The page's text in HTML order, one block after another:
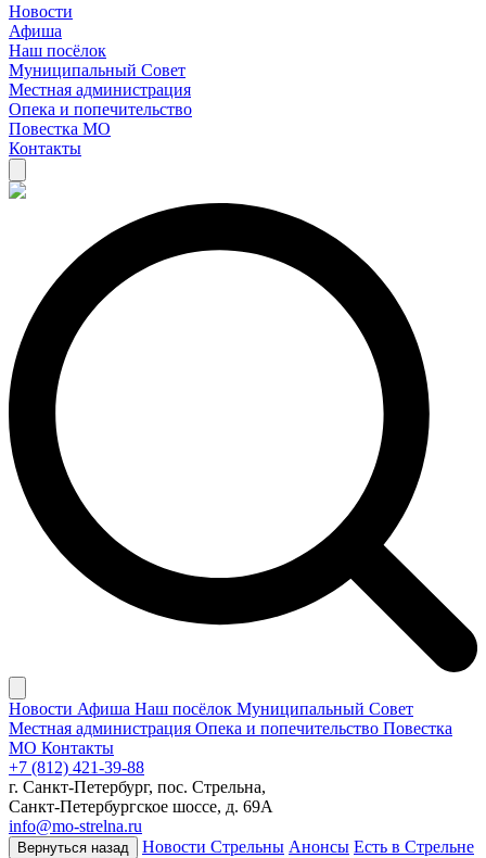
Новости
Афиша
Наш посёлок
Муниципальный Совет
Местная администрация
Опека и попечительство
Повестка МО
Контакты
Новости Афиша Наш посёлок Муниципальный Совет
Местная администрация Опека и попечительство Повестка
МО Контакты
+7 (812) 421-39-88
г. Санкт-Петербург, пос. Стрельна,
Санкт-Петербургское шоссе, д. 69А
info@mo-strelna.ru
Вернуться назад Новости Стрельны Анонсы Есть в Стрельне